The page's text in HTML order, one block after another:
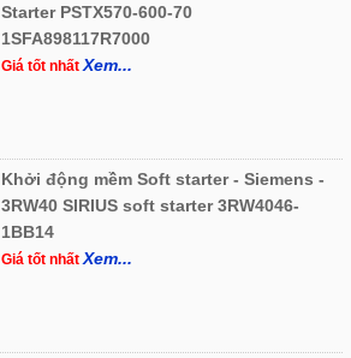
Starter PSTX570-600-70
1SFA898117R7000
Giá tốt nhấtXem...
Khởi động mềm Soft starter - Siemens -
3RW40 SIRIUS soft starter 3RW4046-
1BB14
Giá tốt nhấtXem...